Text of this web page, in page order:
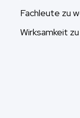
Fachleute zu
Wirksamkeit